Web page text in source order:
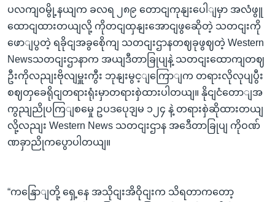
ပလကျဝမွို့နယျက ခလရ ၂၈၉ တောငျကုနျးပေါျမှာ အလံဖွူ
ထောငျထားတယျလို့ ကိုတငျထှနျးအောငျဖွဆေိုတဲ့ သတငျးကို
ဖောျပွတဲ့ ရခိုငျအခွစေိုကျ သတငျးဌာနတဈခုဖွဈတဲ့ Western
Newsသတငျးဌာနာက အယျဒီတာခြုပျနဲ့ သတငျးထောကျတဈ
ဦးကိုလညျးဗိုလျမှူးကွီး ဘုနျးမွင့ျကြောျက တရားလိုလုပျပွီး
စဈတှခေရိုငျတရားရုံးမှာတရားစှဲထားပါတယျ။ နိုငျငံတောျအ
ကွညျညိုပကြျစမှေု ဥပဒပေုဒျမ ၁၂၄ နဲ့ တရားစှဲဆိုထားတယျ
လို့လညျး Western News သတငျးဌာန အဒေီတာခြုပျ ကိုဝဏ်
ဏခှာညိုကပွောပါတယျ။
“ကနြောျတို့ ရှေ့နေ အသိုငျးအိဝိုငျးက သိရတာကတော့